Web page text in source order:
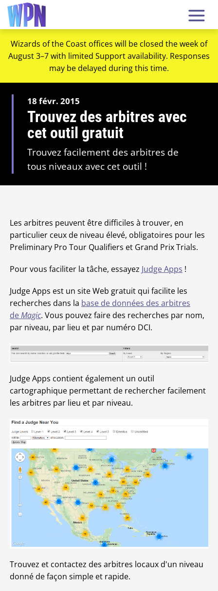
Wizards of the Coast offices will be closed the week of
August 3–7 with limited Support availability. Responses
may be delayed during this time.
18 févr. 2015
Trouvez des arbitres avec
cet outil gratuit
Trouvez facilement des arbitres de
tous niveaux avec cet outil !
Les arbitres peuvent être difficiles à trouver, en
particulier ceux de niveau élevé, obligatoires pour les
Preliminary Pro Tour Qualifiers et Grand Prix Trials.
Pour vous faciliter la tâche, essayez Judge Apps !
Judge Apps est un site Web gratuit qui facilite les
recherches dans la base de données des arbitres
deMagic. Vous pouvez faire des recherches par nom,
par niveau, par lieu et par numéro DCI.
Judge Apps contient également un outil
cartographique permettant de rechercher facilement
les arbitres par lieu et par niveau.
Trouvez et contactez des arbitres locaux d'un niveau
donné de façon simple et rapide.